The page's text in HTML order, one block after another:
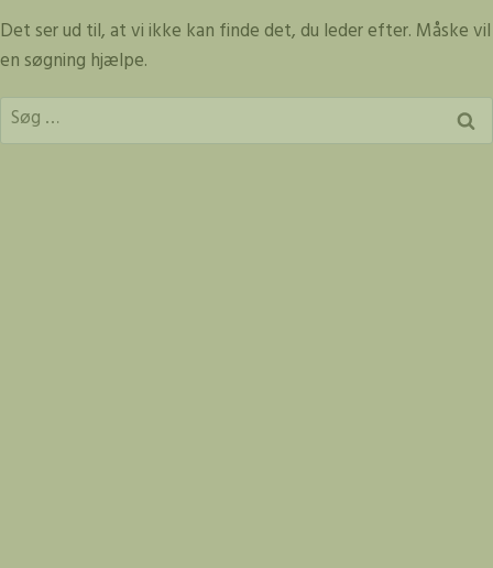
til
indhold
Det ser ud til, at vi ikke kan finde det, du leder efter. Måske vil
en søgning hjælpe.
Søg
efter: